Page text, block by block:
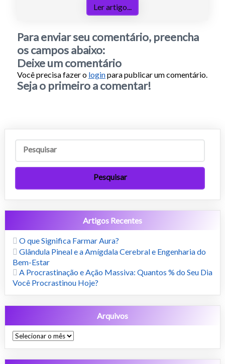
Ler artigo...
Para enviar seu comentário, preencha
os campos abaixo:
Deixe um comentário
Você precisa fazer o loginpara publicar um comentário.
Seja o primeiro a comentar!
Artigos Recentes
O que Significa Farmar Aura?
Glândula Pineal e a Amígdala Cerebral e Engenharia do
Bem-Estar
A Procrastinação e Ação Massiva: Quantos % do Seu Dia
Você Procrastinou Hoje?
Arquivos
Arquivos